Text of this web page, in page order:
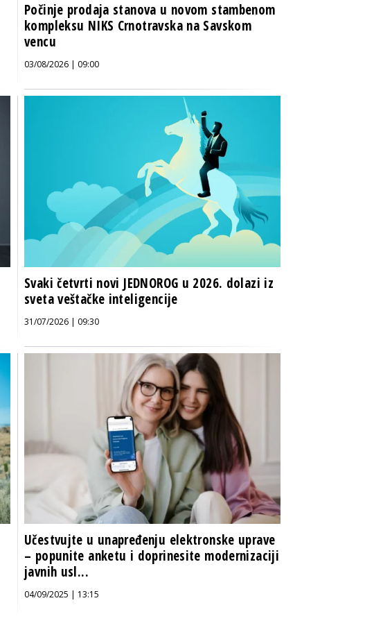
Počinje prodaja stanova u novom stambenom
kompleksu NIKS Crnotravska na Savskom
vencu
03/08/2026 | 09:00
Svaki četvrti novi JEDNOROG u 2026. dolazi iz
sveta veštačke inteligencije
31/07/2026 | 09:30
Učestvujte u unapređenju elektronske uprave
– popunite anketu i doprinesite modernizaciji
javnih usl...
04/09/2025 | 13:15